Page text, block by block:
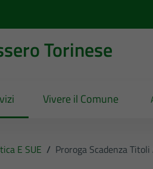
Torinese
Vivere il Comune
E SUE / Proroga Scadenza